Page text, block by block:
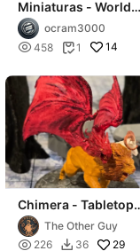
Miniaturas - World
Of Warcraft
ocram3000
 458 1 14
Chimera - Tabletop
MiniatureThe Other Guy
 226  36 29